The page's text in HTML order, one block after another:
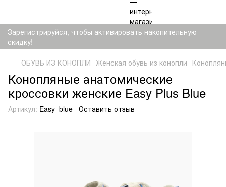
Зарегистрируйся, чтобы активировать накопительную
скидку!
ОБУВЬ ИЗ КОНОПЛИ Женская обувь из конопли
Конопляные анатомические
кроссовки женские Easy Plus Blue
Артикул: Easy_blue Оставить отзыв